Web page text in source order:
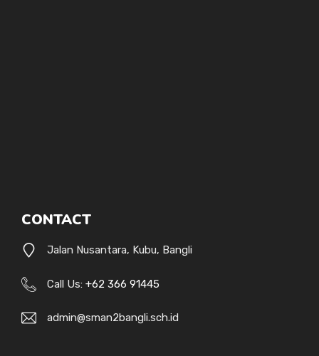
CONTACT
Jalan Nusantara, Kubu, Bangli
Call Us: +62 366 91445
admin@sman2bangli.sch.id